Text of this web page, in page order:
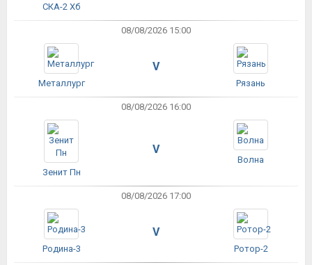
СКА-2 Хб
08/08/2026 15:00
Металлург
V
Рязань
08/08/2026 16:00
Зенит Пн
V
Волна
08/08/2026 17:00
Родина-3
V
Ротор-2